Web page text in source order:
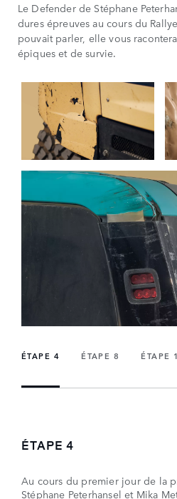
Le Defender de Stéphane
dures épreuves au cours du
pouvait parler, elle vous
épiques et de survie.
ÉTAPE 4 ÉTAPE 8 ÉTAPE
ÉTAPE 4
Au cours du premier jour de la
Stéphane Peterhansel et Mika